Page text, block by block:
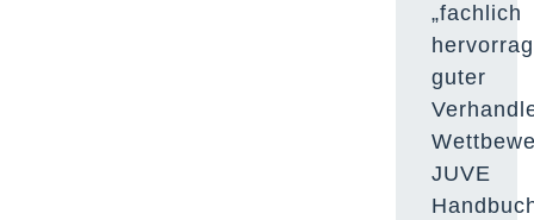
„fachlich
guter
JUVE